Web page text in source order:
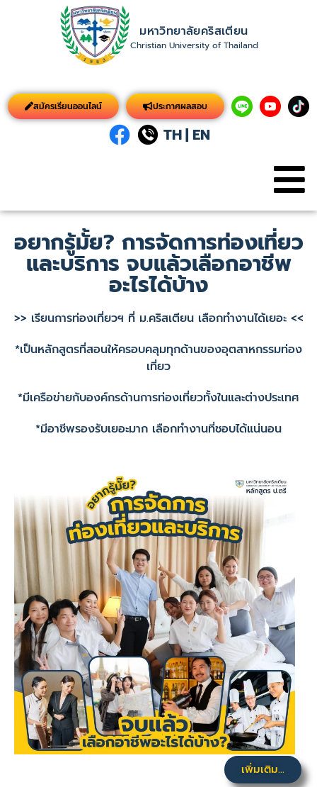
มหาวิทยาลัยคริสเตียน
Christian University of Thailand
สมัครเรียนออนไลน์ ประกาศผลสอบ
TH| EN
อยากรู้มั้ย? การจัดการท่องเที่ยว
และบริการ จบแล้วเลือกอาชีพ
อะไรได้บ้าง
>> เรียนการท่องเที่ยวฯ ที่ ม.คริสเตียน เลือกทำงานได้เยอะ <<
*เป็นหลักสูตรที่สอนให้ครอบคลุมทุกด้านของอุตสาหกรรมท่อง
เที่ยว
*มีเครือข่ายกับองค์กรด้านการท่องเที่ยวทั้งในและต่างประเทศ
*มีอาชีพรองรับเยอะมาก เลือกทำงานที่ชอบได้แน่นอน
เพิ่มเติม...